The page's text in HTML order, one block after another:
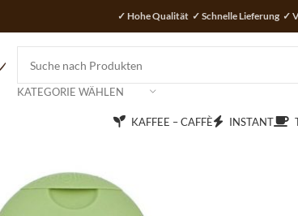
✓ Hohe Qualität ✓ Schnelle Lieferung ✓
KATEGORIE WÄHLEN
KAFFEE – CAFFÈ INSTANT